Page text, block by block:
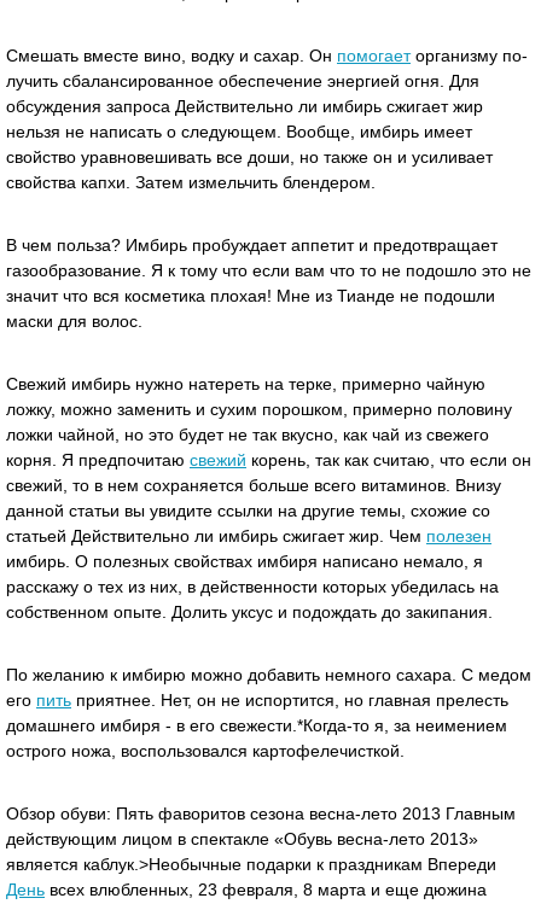
Смешать вместе вино, водку и сахар. Он помогаеторганизму по-
лучить сбалансированное обеспечение энергией огня. Для
обсуждения запроса Действительно ли имбирь сжигает жир
нельзя не написать о следующем. Вообще, имбирь имеет
свойство уравновешивать все доши, но также он и усиливает
свойства капхи. Затем измельчить блендером.
В чем польза? Имбирь пробуждает аппетит и предотвращает
газообразование. Я к тому что если вам что то не подошло это не
значит что вся косметика плохая! Мне из Тианде не подошли
маски для волос.
Свежий имбирь нужно натереть на терке, примерно чайную
ложку, можно заменить и сухим порошком, примерно половину
ложки чайной, но это будет не так вкусно, как чай из свежего
корня. Я предпочитаю свежий корень, так как считаю, что если он
свежий, то в нем сохраняется больше всего витаминов. Внизу
данной статьи вы увидите ссылки на другие темы, схожие со
статьей Действительно ли имбирь сжигает жир. Чем полезен
имбирь. О полезных свойствах имбиря написано немало, я
расскажу о тех из них, в действенности которых убедилась на
собственном опыте. Долить уксус и подождать до закипания.
По желанию к имбирю можно добавить немного сахара. С медом
его пить приятнее. Нет, он не испортится, но главная прелесть
домашнего имбиря - в его свежести.*Когда-то я, за неимением
острого ножа, воспользовался картофелечисткой.
Обзор обуви: Пять фаворитов сезона весна-лето 2013 Главным
действующим лицом в спектакле «Обувь весна-лето 2013»
является каблук.>Необычные подарки к праздникам Впереди
День всех влюбленных, 23 февраля, 8 марта и еще дюжина